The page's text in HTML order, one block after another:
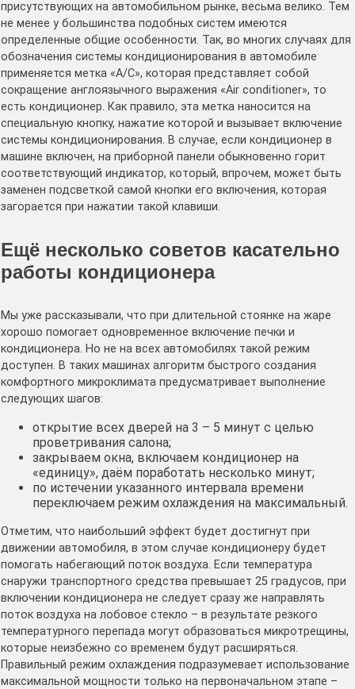
присутствующих на автомобильном рынке, весьма велико. Тем
не менее у большинства подобных систем имеются
определенные общие особенности. Так, во многих случаях для
обозначения системы кондиционирования в автомобиле
применяется метка «A/C», которая представляет собой
сокращение англоязычного выражения «Air conditioner», то
есть кондиционер. Как правило, эта метка наносится на
специальную кнопку, нажатие которой и вызывает включение
системы кондиционирования. В случае, если кондиционер в
машине включен, на приборной панели обыкновенно горит
соответствующий индикатор, который, впрочем, может быть
заменен подсветкой самой кнопки его включения, которая
загорается при нажатии такой клавиши.
Ещё несколько советов касательно
работы кондиционера
Мы уже рассказывали, что при длительной стоянке на жаре
хорошо помогает одновременное включение печки и
кондиционера. Но не на всех автомобилях такой режим
доступен. В таких машинах алгоритм быстрого создания
комфортного микроклимата предусматривает выполнение
следующих шагов:
открытие всех дверей на 3 – 5 минут с целью
проветривания салона;
закрываем окна, включаем кондиционер на
«единицу», даём поработать несколько минут;
по истечении указанного интервала времени
переключаем режим охлаждения на максимальный.
Отметим, что наибольший эффект будет достигнут при
движении автомобиля, в этом случае кондиционеру будет
помогать набегающий поток воздуха. Если температура
снаружи транспортного средства превышает 25 градусов, при
включении кондиционера не следует сразу же направлять
поток воздуха на лобовое стекло – в результате резкого
температурного перепада могут образоваться микротрещины,
которые неизбежно со временем будут расширяться.
Правильный режим охлаждения подразумевает использование
максимальной мощности только на первоначальном этапе –